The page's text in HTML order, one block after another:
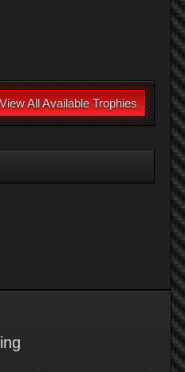
View All Available Trophies